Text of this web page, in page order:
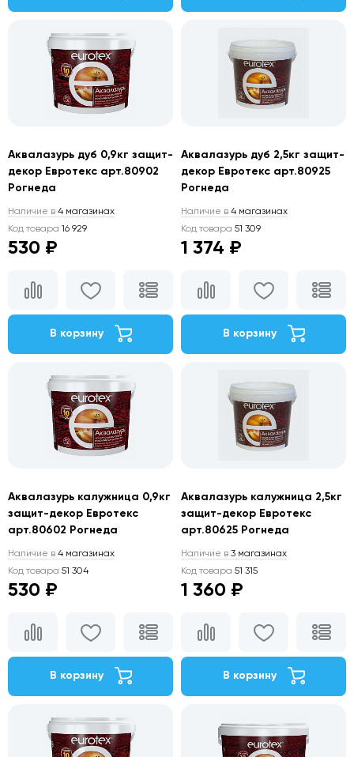
Аквалазурь дуб 0,9кг защит-
декор Евротекс арт.80902
Рогнеда
Наличие в 4 магазинах
Код товара 16 929
530 ₽
В корзину
Аквалазурь дуб 2,5кг защит-
декор Евротекс арт.80925
Рогнеда
Наличие в 4 магазинах
Код товара 51 309
1 374 ₽
В корзину
Аквалазурь калужница 0,9кг
защит-декор Евротекс
арт.80602 Рогнеда
Наличие в 4 магазинах
Код товара 51 304
530 ₽
В корзину
Аквалазурь калужница 2,5кг
защит-декор Евротекс
арт.80625 Рогнеда
Наличие в 3 магазинах
Код товара 51 315
1 360 ₽
В корзину